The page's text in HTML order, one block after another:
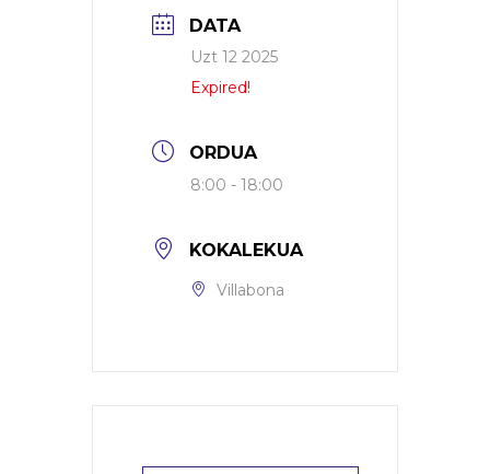
DATA
Uzt 12 2025
Expired!
ORDUA
8:00 - 18:00
KOKALEKUA
Villabona